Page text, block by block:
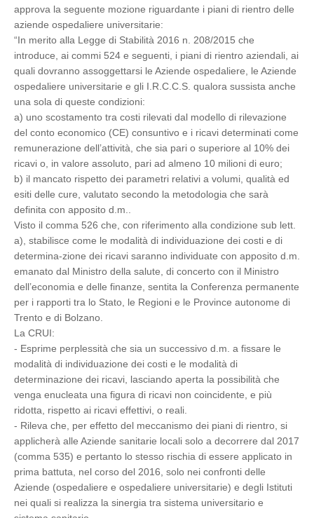
approva la seguente mozione riguardante i piani di rientro delle
aziende ospedaliere universitarie:
“In merito alla Legge di Stabilità 2016 n. 208/2015 che
introduce, ai commi 524 e seguenti, i piani di rientro aziendali, ai
quali dovranno assoggettarsi le Aziende ospedaliere, le Aziende
ospedaliere universitarie e gli I.R.C.C.S. qualora sussista anche
una sola di queste condizioni:
a) uno scostamento tra costi rilevati dal modello di rilevazione
del conto economico (CE) consuntivo e i ricavi determinati come
remunerazione dell’attività, che sia pari o superiore al 10% dei
ricavi o, in valore assoluto, pari ad almeno 10 milioni di euro;
b) il mancato rispetto dei parametri relativi a volumi, qualità ed
esiti delle cure, valutato secondo la metodologia che sarà
definita con apposito d.m..
Visto il comma 526 che, con riferimento alla condizione sub lett.
a), stabilisce come le modalità di individuazione dei costi e di
determina-zione dei ricavi saranno individuate con apposito d.m.
emanato dal Ministro della salute, di concerto con il Ministro
dell’economia e delle finanze, sentita la Conferenza permanente
per i rapporti tra lo Stato, le Regioni e le Province autonome di
Trento e di Bolzano.
La CRUI:
- Esprime perplessità che sia un successivo d.m. a fissare le
modalità di individuazione dei costi e le modalità di
determinazione dei ricavi, lasciando aperta la possibilità che
venga enucleata una figura di ricavi non coincidente, e più
ridotta, rispetto ai ricavi effettivi, o reali.
- Rileva che, per effetto del meccanismo dei piani di rientro, si
applicherà alle Aziende sanitarie locali solo a decorrere dal 2017
(comma 535) e pertanto lo stesso rischia di essere applicato in
prima battuta, nel corso del 2016, solo nei confronti delle
Aziende (ospedaliere e ospedaliere universitarie) e degli Istituti
nei quali si realizza la sinergia tra sistema universitario e